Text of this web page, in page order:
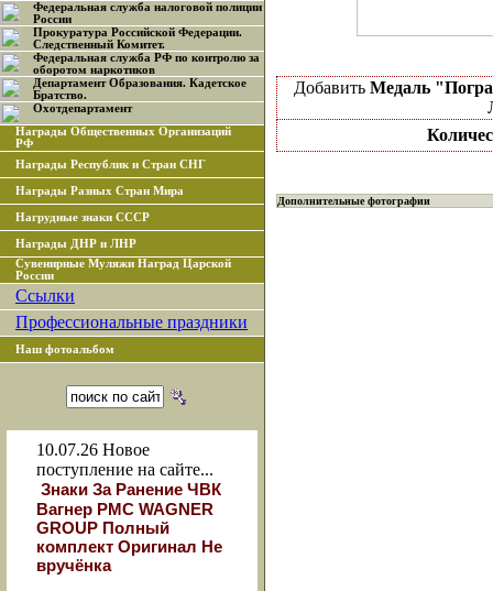
Федеральная служба налоговой полиции
России
Прокуратура Российской Федерации.
Следственный Комитет.
Федеральная служба РФ по контролю за
оборотом наркотиков
Департамент Образования. Кадетское
Братство.
Охотдепартамент
Награды Общественных Организаций
РФ
Награды Республик и Стран СНГ
Награды Разных Стран Мира
Нагрудные знаки СССР
Награды ДНР и ЛНР
Сувенирные Муляжи Наград Царской
России
Ссылки
Профессиональные праздники
Наш фотоальбом
10.07.26 Новое
поступление на сайте...
Знаки За Ранение ЧВК
Вагнер РМС WAGNER
GROUP Полный
комплект Оригинал Не
вручёнка
Добавить Медаль
Дополнительные фотографии